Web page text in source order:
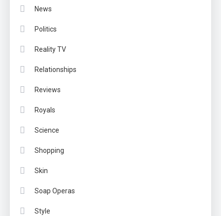
News
Politics
Reality TV
Relationships
Reviews
Royals
Science
Shopping
Skin
Soap Operas
Style